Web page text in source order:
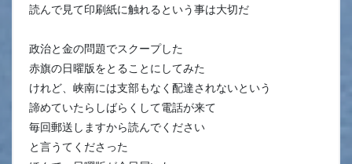
読んで見て印刷紙に触れるという事は大切だ
政治と金の問題でスクープした
赤旗の日曜版をとることにしてみた
けれど、峡南には支部もなく配達されないという
諦めていたらしばらくして電話が来て
毎回郵送しますから読んでください
と言うてくださった